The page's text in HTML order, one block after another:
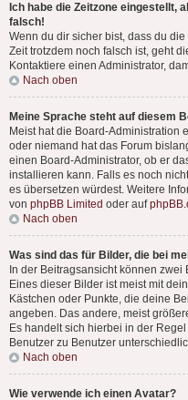
Ich habe die Zeitzone eingestellt,
falsch!
Wenn du dir sicher bist, dass du
Zeit trotzdem noch falsch ist, geht
Kontaktiere einen Administrator,
Nach oben
Meine Sprache steht auf diesem
Meist hat die Board-Administration
oder niemand hat das Forum
einen Board-Administrator, ob er
installieren kann. Falls es noch
es übersetzen würdest. Weitere
von phpBB Limited oder auf
Nach oben
Was sind das für Bilder, die bei
In der Beitragsansicht können
Eines dieser Bilder ist meist mit
Kästchen oder Punkte, die deine
angeben. Das andere, meist
Es handelt sich hierbei in der
Benutzer zu Benutzer
Nach oben
Wie verwende ich einen Avatar?